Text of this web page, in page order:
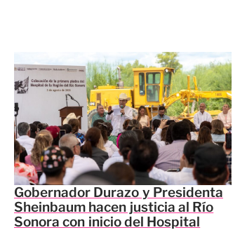
Gobernador Durazo y Presidenta
Sheinbaum hacen justicia al Río
Sonora con inicio del Hospital